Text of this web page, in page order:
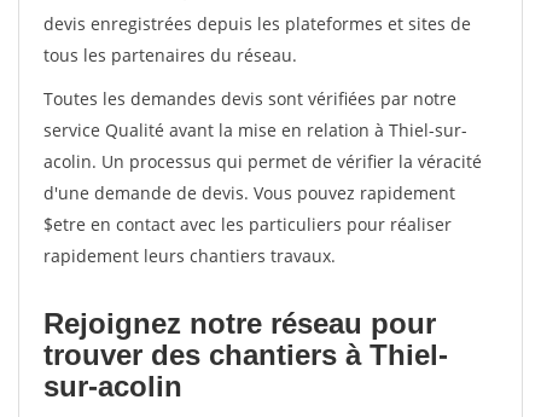
devis enregistrées depuis les plateformes et sites de
tous les partenaires du réseau.
Toutes les demandes devis sont vérifiées par notre
service Qualité avant la mise en relation à Thiel-sur-
acolin. Un processus qui permet de vérifier la véracité
d'une demande de devis. Vous pouvez rapidement
$etre en contact avec les particuliers pour réaliser
rapidement leurs chantiers travaux.
Rejoignez notre réseau pour
trouver des chantiers à Thiel-
sur-acolin